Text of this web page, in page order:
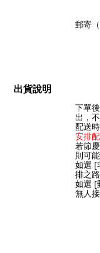
郵寄
出貨說明
下單
出，
配送
安排
若節
則可
如選 [
排之
如選 [
無人